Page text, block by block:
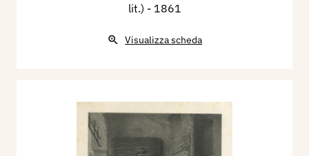
lit.) - 1861
Visualizza scheda